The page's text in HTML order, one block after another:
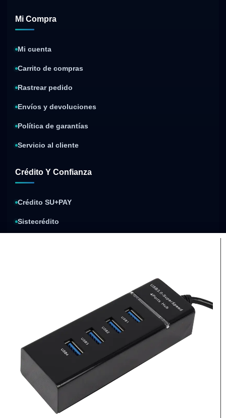
Mi Compra
Mi cuenta
Carrito de compras
Rastrear pedido
Envíos y devoluciones
Política de garantías
Servicio al cliente
Crédito Y Confianza
Crédito SU+PAY
Sistecrédito
Compra segura
protegidos
Factura electrónica
Respaldo de cada compra
Envíos nacionales
Cobertura sujeta al destino